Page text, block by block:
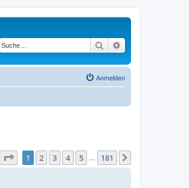
Suche
Anmelden
Seite von181
1 2 3 4 5 181